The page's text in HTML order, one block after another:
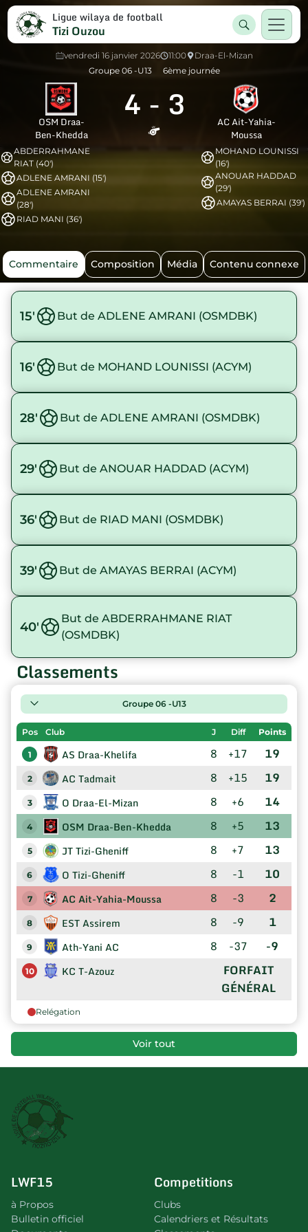
Ligue wilaya de football
Tizi Ouzou
vendredi 16 janvier 2026 11:00
Draa-El-Mizan
Groupe 06 -U13
6ème journée
OSM Draa-
Ben-Khedda
4 - 3
AC Ait-Yahia-
Moussa
ABDERRAHMANE
RIAT (40')
ADLENE AMRANI (15')
ADLENE AMRANI
(28')
RIAD MANI (36')
MOHAND LOUNISSI
(16')
ANOUAR HADDAD
(29')
AMAYAS BERRAI (39')
Commentaire Composition Média Contenu connexe
15' But de ADLENE AMRANI (OSMDBK)
16' But de MOHAND LOUNISSI (ACYM)
28' But de ADLENE AMRANI (OSMDBK)
29' But de ANOUAR HADDAD (ACYM)
36' But de RIAD MANI (OSMDBK)
39' But de AMAYAS BERRAI (ACYM)
40'
But de ABDERRAHMANE RIAT
(OSMDBK)
Classements
Groupe 06 -U13
Pos Club J Diff Points
1 AS Draa-Khelifa 8 +17 19
2 AC Tadmait 8 +15 19
3 O Draa-El-Mizan 8 +6 14
4 OSM Draa-Ben-Khedda 8 +5 13
5 JT Tizi-Gheniff 8 +7 13
6 O Tizi-Gheniff 8 -1 10
7 AC Ait-Yahia-Moussa 8 -3 2
8 EST Assirem 8 -9 1
9 Ath-Yani AC 8 -37 -9
10 KC T-Azouz
FORFAIT
GÉNÉRAL
Relégation
Voir tout
LWF15
à Propos
Bulletin officiel
Competitions
Clubs
Calendriers et Résultats